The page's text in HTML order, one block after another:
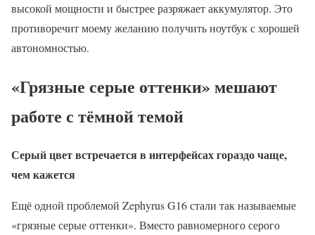
высокой мощности и быстрее разряжает аккумулятор. Это
противоречит моему желанию получить ноутбук с хорошей
автономностью.
«Грязные серые оттенки» мешают
работе с тёмной темой
Серый цвет встречается в интерфейсах гораздо чаще,
чем кажется
Ещё одной проблемой Zephyrus G16 стали так называемые
«грязные серые оттенки». Вместо равномерного серого